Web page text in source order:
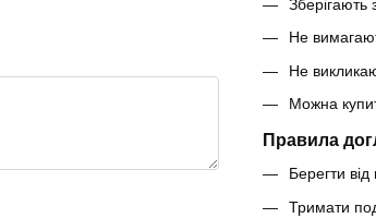
Зберігають
Не
Не
Можна
Правила
Берегти
Тримати